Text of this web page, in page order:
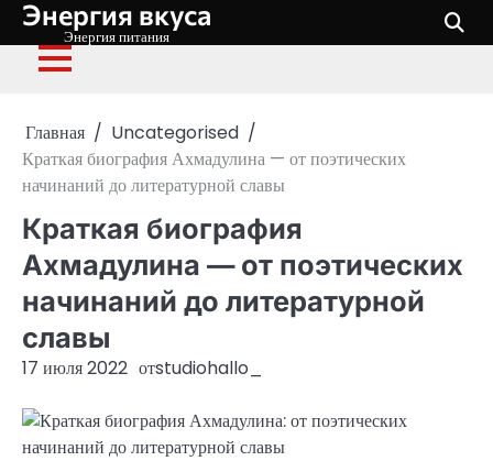
Перейти
содержимому
Энергия вкуса
Энергия питания
Главная
Uncategorised
Краткая биография Ахмадулина — от поэтических
начинаний до литературной славы
Краткая биография
Ахмадулина — от поэтических
начинаний до литературной
славы
17 июля 2022 отstudiohallo_